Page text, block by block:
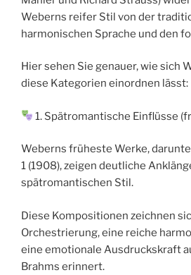
Weberns reifer Stil von der
harmonischen Sprache und den
Hier sehen Sie genauer, wie sich
diese Kategorien einordnen lässt:
1. Spätromantische Einflüsse
Weberns früheste Werke,
1 (1908), zeigen deutliche
spätromantischen Stil.
Diese Kompositionen zeichnen
Orchestrierung, eine reiche
eine emotionale Ausdruckskraft
Brahms erinnert.